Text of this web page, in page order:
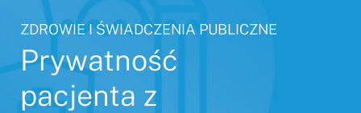
ZDROWIE I ŚWIADCZENIA PUBLICZNE
Prywatność
pacjenta z